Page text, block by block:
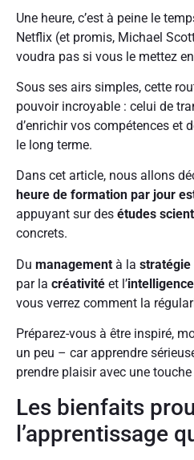
Une heure, c’est à peine le
Netflix (et promis, Michael
voudra pas si vous le mettez
Sous ses airs simples, cette
pouvoir incroyable : celui de
d’enrichir vos compétences et
le long terme.
Dans cet article, nous allons
heure de formation par jour
appuyant sur des études
concrets.
Du management à la stratégie
par la créativité et l’
vous verrez comment la
Préparez-vous à être inspiré,
un peu – car apprendre
prendre plaisir avec une touche
Les bienfaits
l’apprentissage